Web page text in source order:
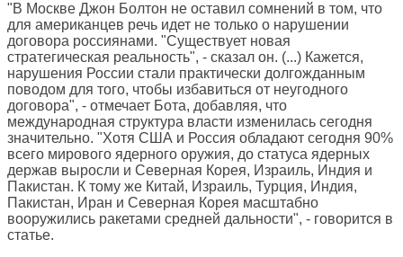
"В Москве Джон Болтон не оставил сомнений в том, что
для американцев речь идет не только о нарушении
договора россиянами. "Существует новая
стратегическая реальность", - сказал он. (...) Кажется,
нарушения России стали практически долгожданным
поводом для того, чтобы избавиться от неугодного
договора", - отмечает Бота, добавляя, что
международная структура власти изменилась сегодня
значительно. "Хотя США и Россия обладают сегодня 90%
всего мирового ядерного оружия, до статуса ядерных
держав выросли и Северная Корея, Израиль, Индия и
Пакистан. К тому же Китай, Израиль, Турция, Индия,
Пакистан, Иран и Северная Корея масштабно
вооружились ракетами средней дальности", - говорится в
статье.